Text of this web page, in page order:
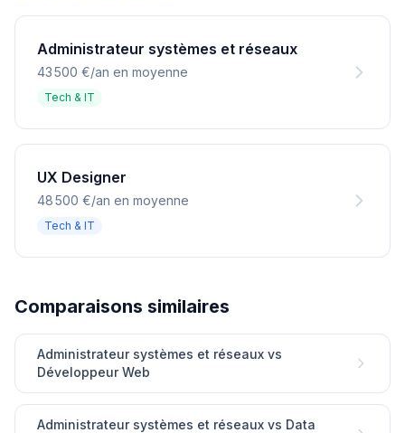
Administrateur systèmes et réseaux
43 500 €/an en moyenne
Tech & IT
UX Designer
48 500 €/an en moyenne
Tech & IT
Comparaisons similaires
Administrateur systèmes et réseaux vs
Développeur Web
Administrateur systèmes et réseaux vs Data